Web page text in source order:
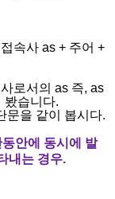
접속사 as + 주어 +
로서의 as 즉, as
봤습니다.
문을 같이 봅시다.
안에 동시에 발
내는 경우.